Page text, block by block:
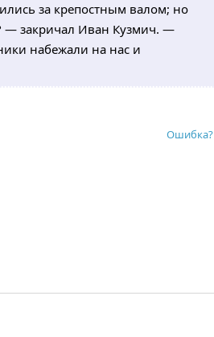
за крепостным валом; но
— закричал Иван Кузмич. —
набежали на нас и
Ошибка?